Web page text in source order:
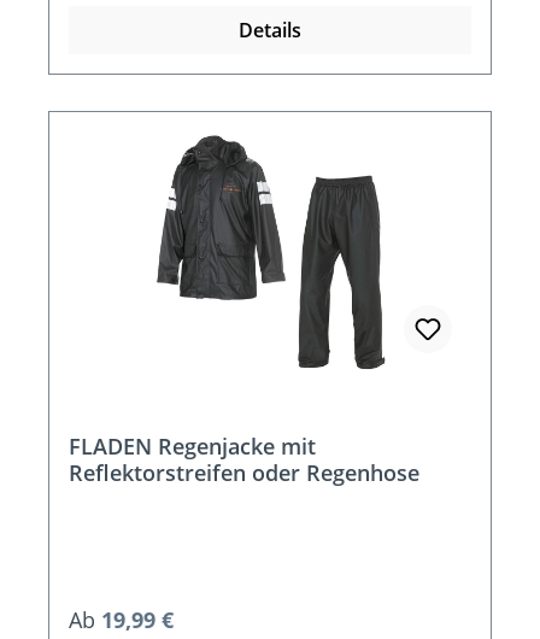
Details
FLADEN Regenjacke mit
Reflektorstreifen oder Regenhose
Regulärer Preis:
Ab 19,99 €